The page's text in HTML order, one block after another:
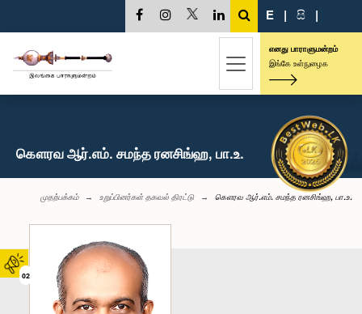
02
E | සි |
எனது பாராளுமன்றம்
இங்கே உள்நுழைக
கௌரவ ஆர்.எம். சமந்த ரனசிங்ஹ, பா.உ.
முதற்பக்கம் உறுப்பினர்கள் தகவல் திரட்டு கௌரவ ஆர்.எம். சமந்த ரனசிங்ஹ, பா.உ.